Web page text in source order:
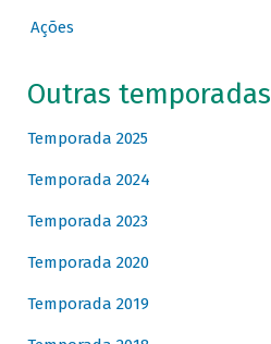
Ações
Outras temporadas
Temporada 2025
Temporada 2024
Temporada 2023
Temporada 2020
Temporada 2019